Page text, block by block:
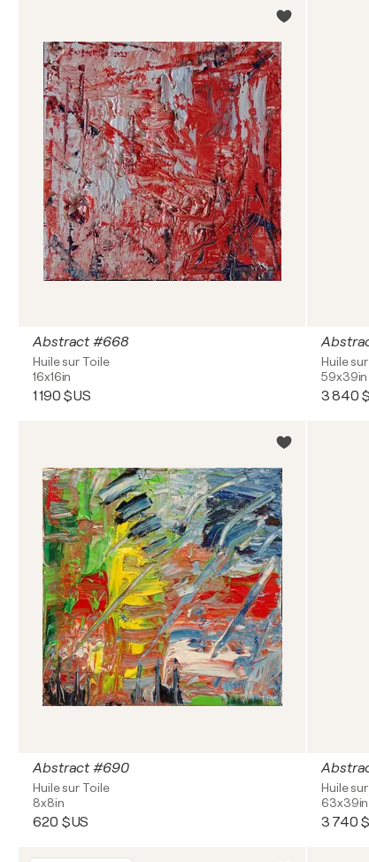
Abstract #668
Huile sur Toile
16x16in
1 190 $US
Huile
59x39in
3 840
Abstract #690
Huile sur Toile
8x8in
620 $US
Huile
63x39in
3 740